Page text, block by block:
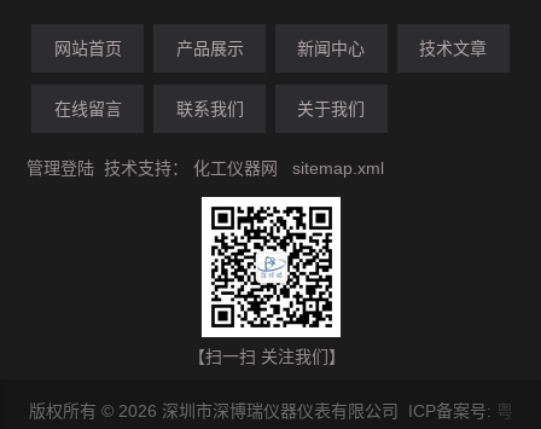
网站首页 产品展示 新闻中心 技术文章
在线留言 联系我们 关于我们
管理登陆 技术支持：化工仪器网 sitemap.xml
【扫一扫 关注我们】
版权所有 © 2026 深圳市深博瑞仪器仪表有限公司 ICP备案号: 粤